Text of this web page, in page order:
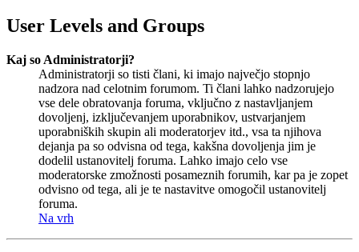
User Levels and Groups
Kaj so Administratorji?
Administratorji so tisti člani, ki imajo največjo stopnjo
nadzora nad celotnim forumom. Ti člani lahko nadzorujejo
vse dele obratovanja foruma, vključno z nastavljanjem
dovoljenj, izključevanjem uporabnikov, ustvarjanjem
uporabniških skupin ali moderatorjev itd., vsa ta njihova
dejanja pa so odvisna od tega, kakšna dovoljenja jim je
dodelil ustanovitelj foruma. Lahko imajo celo vse
moderatorske zmožnosti posameznih forumih, kar pa je zopet
odvisno od tega, ali je te nastavitve omogočil ustanovitelj
foruma.
Na vrh